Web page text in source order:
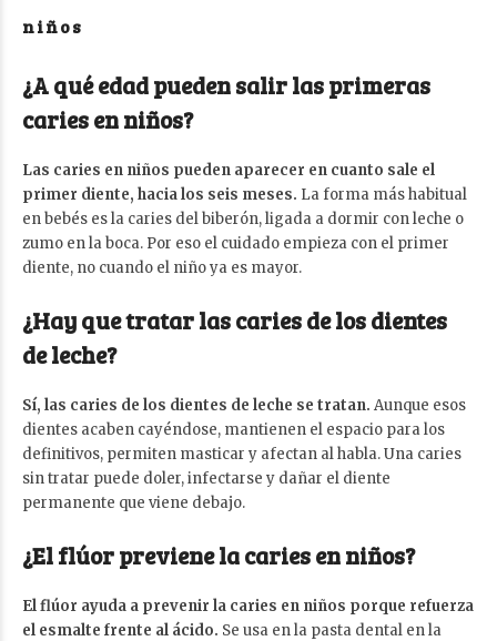
niños
¿A qué edad pueden salir las primeras
caries en niños?
Las caries en niños pueden aparecer en cuanto sale el
primer diente, hacia los seis meses. La forma más habitual
en bebés es la caries del biberón, ligada a dormir con leche o
zumo en la boca. Por eso el cuidado empieza con el primer
diente, no cuando el niño ya es mayor.
¿Hay que tratar las caries de los dientes
de leche?
Sí, las caries de los dientes de leche se tratan. Aunque esos
dientes acaben cayéndose, mantienen el espacio para los
definitivos, permiten masticar y afectan al habla. Una caries
sin tratar puede doler, infectarse y dañar el diente
permanente que viene debajo.
¿El flúor previene la caries en niños?
El flúor ayuda a prevenir la caries en niños porque refuerza
el esmalte frente al ácido. Se usa en la pasta dental en la